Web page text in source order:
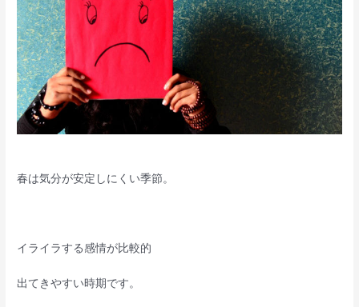
春は気分が安定しにくい季節。
イライラする感情が比較的
出てきやすい時期です。